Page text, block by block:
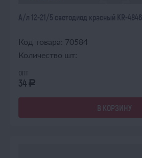
А/л 12-21/5 светодиод красный KR-4846
Код товара: 70584
Количество шт:
опт
34 a
В КОРЗИНУ